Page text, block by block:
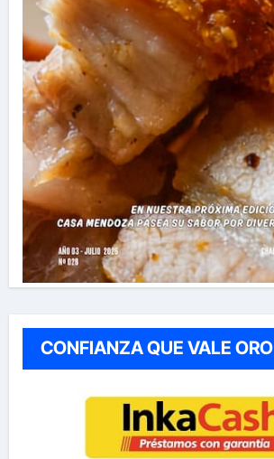
CONFIANZA QUE VALE ORO